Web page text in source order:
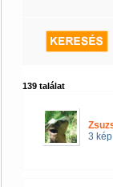
139 találat
3 kép